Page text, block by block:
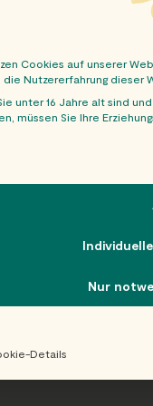
Cookies auf unserer
Nutzererfahrung dieser
unter 16 Jahre alt sind
müssen Sie Ihre
is a list of
Nur
Details